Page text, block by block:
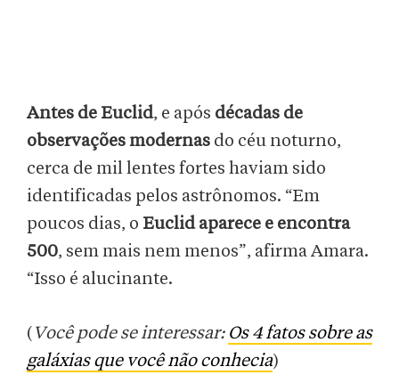
Antes de Euclid, e após décadas de
observações modernas do céu noturno,
cerca de mil lentes fortes haviam sido
identificadas pelos astrônomos. “Em
poucos dias, o Euclid aparece e encontra
500, sem mais nem menos”, afirma Amara.
“Isso é alucinante.
( Você pode se interessar: Os 4 fatos sobre as
galáxias que você não conhecia)